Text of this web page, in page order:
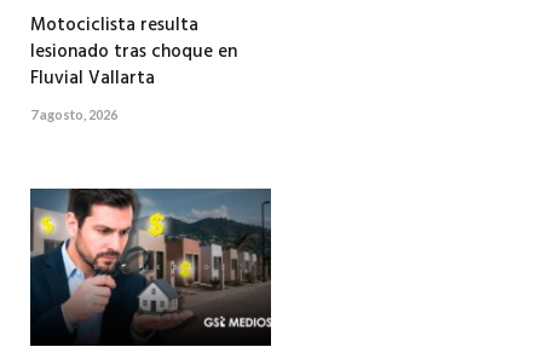
Motociclista resulta
lesionado tras choque en
Fluvial Vallarta
7 agosto, 2026